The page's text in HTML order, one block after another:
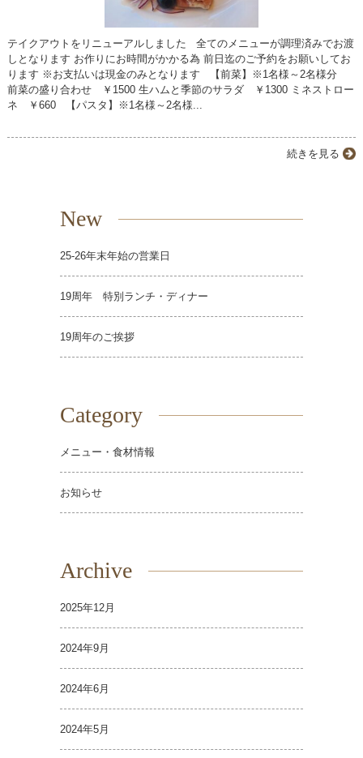
テイクアウトをリニューアルしました 全てのメニューが調理済みでお渡
しとなります お作りにお時間がかかる為 前日迄のご予約をお願いしてお
ります ※お支払いは現金のみとなります 【前菜】※1名様～2名様分
前菜の盛り合わせ ￥1500 生ハムと季節のサラダ ￥1300 ミネストロー
ネ ￥660 【パスタ】※1名様～2名様...
続きを見る
New
25-26年末年始の営業日
19周年 特別ランチ・ディナー
19周年のご挨拶
Category
メニュー・食材情報
お知らせ
Archive
2025年12月
2024年9月
2024年6月
2024年5月